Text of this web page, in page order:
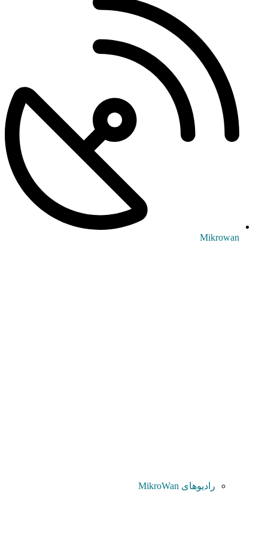
Mikrowan
رادیوهای MikroWan